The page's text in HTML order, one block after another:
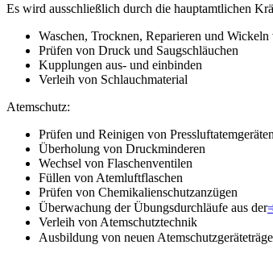
Es wird ausschließlich durch die hauptamtlichen
Waschen, Trocknen, Reparieren und
Prüfen von Druck und Saugschläuchen
Kupplungen aus- und einbinden
Verleih von Schlauchmaterial
Atemschutz:
Prüfen und Reinigen von
Überholung von Druckminderen
Wechsel von Flaschenventilen
Füllen von Atemluftflaschen
Prüfen von Chemikalienschutzanzügen
Überwachung der Übungsdurchläufe aus der
Verleih von Atemschutztechnik
Ausbildung von neuen